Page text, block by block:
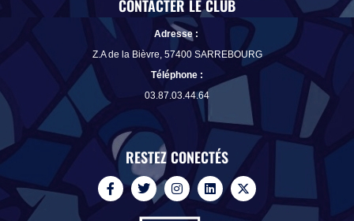
CONTACTER LE CLUB
Adresse :
Z.A de la Bièvre, 57400 SARREBOURG
Téléphone :
03.87.03.44.64
RESTEZ CONECTÉS
F
a
c
T
w
i
I
n
s
L
i
n
X
-
t